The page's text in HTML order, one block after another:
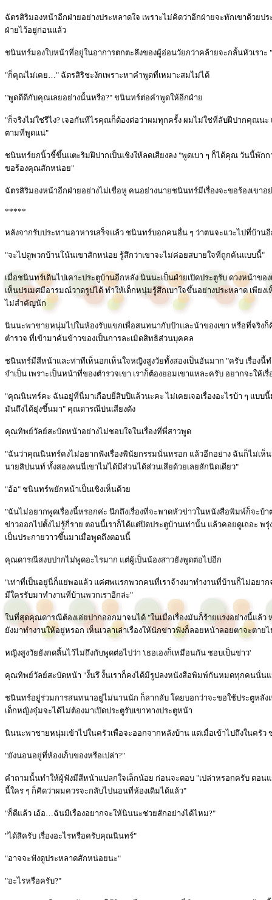
ฉัตรสิริมองหน้าอีกฝ่ายอย่างประหลาดใจ เพราะไม่คิดว่าอีกฝ่ายจะทักเขาด้วย
ฝ่ายไว้อยู่ก่อนแล้ว
ชนินทร์มองใบหน้าที่อยู่ในอาการตกตะลึงของผู้อ่อนวัยกว่าคล้ายจะกลั้นหัวเรา
"ก็คุณไม่เคย…" ฉัตรสิริชะงักเพราะหาคำพูดที่เหมาะสมไม่ได้
"พูดดีดีกับคุณเลยอย่างนั้นหรือ?" ชนินทร์ต่อคำพูดให้อีกฝ่าย
"ก็จริงไม่ใช่รึไง? เจอกันทีไรคุณก็ต้องต่อว่าผมทุกครั้ง ผมไม่ใช่ที่ลับฝีปากคุณน
ตามที่พูดแน่"
ชนินทร์ยกนิ้วชี้ขึ้นแตะริมฝีปากเป็นเชิงให้ลดเสียงลง "พูดเบา ๆ ก็ได้คุณ วันนี้พักก
ขอร้องคุณสักหน่อย"
ฉัตรสิริมองหน้าอีกฝ่ายอย่างไม่เชื่อหู คนอย่างนายชนินทร์มีเรื่องจะขอร้องเขาอ
*****
หลังจากรับประทานอาหารเสร็จแล้ว ชนินทร์บอกคนอื่น ๆ ว่าตนจะแวะไปที่บ้าน
"จะไปดูพวกบ้านโน้นเขาสักหน่อย รู้สึกว่าเขาจะไม่ค่อยสบายใจที่ถูกค้นแบบนี้"
เมื่อชนินทร์เดินไปเคาะประตูบ้านอีกหลัง นินนะเป็นฝ่ายเปิดประตูรับ ดวงหน้าข
เห็นปรเมศมีอารมณ์วาดรูปได้ ทำให้เด็กหนุ่มรู้สึกเบาใจขึ้นอย่างประหลาด เพียงเ
ไม่สำคัญนัก
นินนะพาชายหนุ่มไปในห้องรับแขกเพื่อสนทนากับป้าและน้าของเขา หรือที่จริงก็
ตำรวจ ที่เข้ามาค้นข้าวของเป็นการละเมิดสิทธิส่วนบุคคล
ชนินทร์มีสีหน้าและท่าทีเห็นอกเห็นใจหญิงสูงวัยทั้งสองเป็นอันมาก "ครับ เรื่องนี้
จำเป็น เพราะเป็นหน้าที่ของตำรวจเขา เราก็ต้องยอมเขาแหละครับ อยากจะให้เรื่
"คุณนินทร์คะ ฉันอยู่ที่นี่มาเกือบยี่สิบปีแล้วนะคะ ไม่เคยเจอเรื่องอะไรบ้า ๆ แบ
มันถึงได้ยุ่งขึ้นมา" คุณดารณีบ่นเสียงดัง
คุณทิพย์วัลย์สะบัดหน้าอย่างไม่ชอบใจในเรื่องที่พี่สาวพูด
"ฉันว่าคุณนินทร์คงไม่อยากฟังเรื่องพินัยกรรมนั่นหรอก แล้วอีกอย่าง ฉันก็ไม่เห็
นายสิปนนท์ ทั้งสองคนนี่เขาไม่ได้มีส่วนได้ส่วนเสียด้วยเลยสักนิดเดียว"
"อ้อ" ชนินทร์พยักหน้าเป็นเชิงเห็นด้วย
"ฉันไม่อยากพูดเรื่องนี้หรอกค่ะ นึกถึงเรื่องที่จะพาดหัวข่าวในหนังสือพิมพ์ก็จะบ้
ข่าวออกไปตั้งไม่รู้กี่ราย ตอนนี้เราก็ได้แต่ปิดประตูบ้านเท่านั้น แล้วคอยดูเถอะ
เป็นประกายวาวขึ้นมาเมื่อพูดถึงตอนนี้
คุณดารณีสงบปากไม่พูดอะไรมาก แต่ผู้เป็นน้องสาวยังพูดต่อไปอีก
"เท่าที่เป็นอยู่นี่ก็แย่พอแล้ว แค่ศพแรกพวกคนที่เราจ้างมาทำงานที่บ้านก็ไม่อยา
มีใครรับมาทำงานที่บ้านพวกเราอีกล่ะ"
ในที่สุดคุณดารณีต้องเอ่ยปากออกมาจนได้ "ในเมื่อเรื่องมันก็ร้ายแรงอย่างนี้แล้
ยังมาทำงานให้อยู่หรอก เห็นเวลาเล่าเรื่องให้นักข่าวฟังก็ลอยหน้าลอยตาจะตาย
หญิงสูงวัยยังกดลิ้นไว้ไม่ถึงกับพูดต่อไปว่า 'เธอเองก็เหมือนกัน ชอบเป็นข่าว'
คุณทิพย์วัลย์สะบัดหน้า "งั้นรึ งั้นเราก็คงได้มีรูปลงหนังสือพิมพ์กันหมดทุกคนนั่น
ชนินทร์อยู่ร่วมการสนทนาอยู่ไม่นานนัก ก็ลากลับ โดยบอกว่าจะขอใช้ประตูหลัง
เด็กหญิงจุ๋มจะได้ไม่ต้องมาเปิดประตูรับเขาทางประตูหน้า
นินนะพาชายหนุ่มเข้าไปในครัวเพื่อจะออกจากหลังบ้าน แต่เมื่อเข้าไปถึงในครั
"ยังนอนอยู่ที่ห้องเก็บของหรือเปล่า?"
คำถามนั้นทำให้ผู้ฟังมีสีหน้าแปลกใจเล็กน้อย ก่อนจะตอบ "เปล่าหรอกครับ ตอ
นี้ใคร ๆ ก็คิดว่าผมควรจะกลับไปนอนที่ห้องเดิมได้แล้ว"
"ก็ดีแล้ว เอ้อ…ฉันมีเรื่องอยากจะให้นินนะช่วยสักอย่างได้ไหม?"
"ได้สิครับ เรื่องอะไรหรือครับคุณนินทร์"
"อาจจะฟังดูประหลาดสักหน่อยนะ"
"อะไรหรือครับ?"